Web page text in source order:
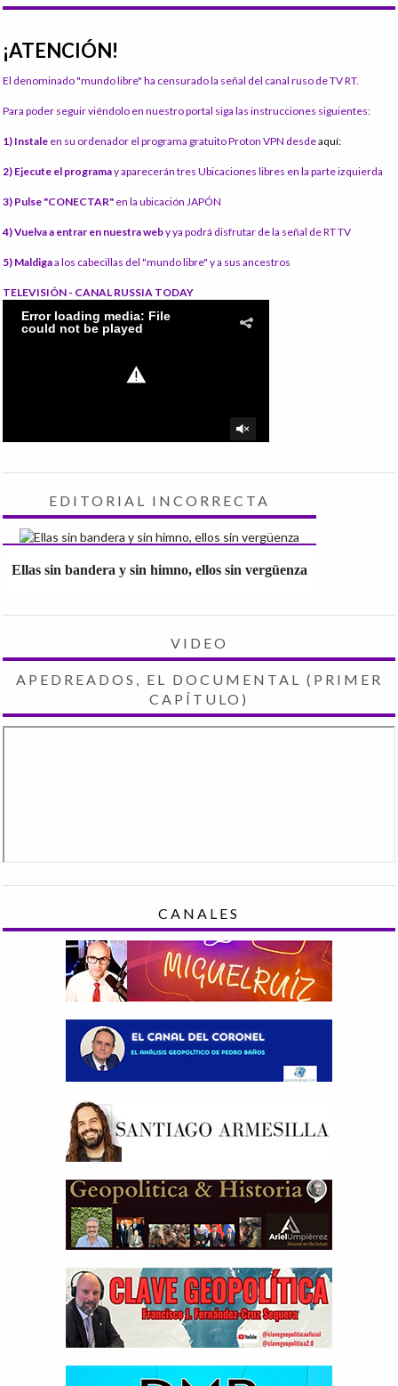
¡ATENCIÓN!
El denominado "mundo libre" ha censurado la señal del canal ruso de TV RT.
Para poder seguir viéndolo en nuestro portal siga las instrucciones siguientes:
1) Instale en su ordenador el programa gratuito Proton VPN desdeaquí:
2) Ejecute el programay aparecerán tres Ubicaciones libres en la parte izquierda
3) Pulse "CONECTAR" en la ubicación JAPÓN
4) Vuelva a entrar en nuestra weby ya podrá disfrutar de la señal de RT TV
5) Maldigaa los cabecillas del "mundo libre" y a sus ancestros
TELEVISIÓN - CANAL RUSSIA TODAY
EDITORIAL INCORRECTA
Ellas sin bandera y sin himno, ellos sin vergüenza
VIDEO
APEDREADOS, EL DOCUMENTAL (PRIMER
CAPÍTULO)
CANALES